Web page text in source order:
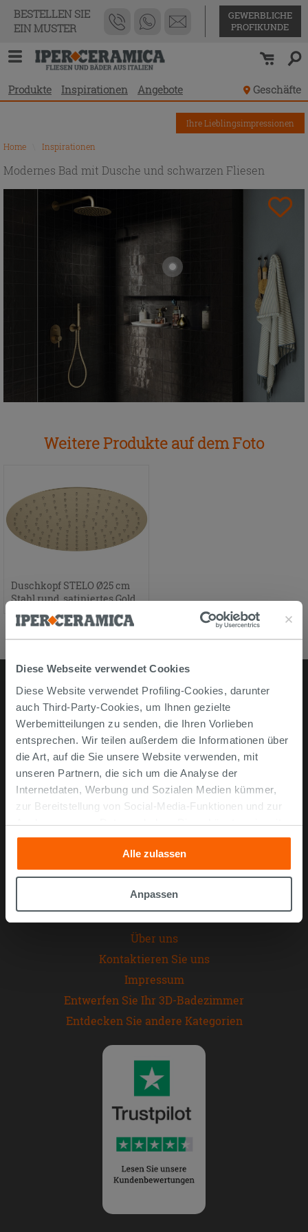
Diese Webseite verwendet Cookies
Diese Website verwendet Profiling-Cookies, darunter
auch Third-Party-Cookies, um Ihnen gezielte
Werbemitteilungen zu senden, die Ihren Vorlieben
entsprechen. Wir teilen außerdem die Informationen über
die Art, auf die Sie unsere Website verwenden, mit
unseren Partnern, die sich um die Analyse der
Internetdaten, Werbung und Sozialen Medien kümmer,
zur Bereitstellung von Social-Media-Funktionen und zur
Analyse unseres Datenverkehrs. Diese könnten sie mit
anderen Informationen, die Sie ihnen geliefert haben oder
die sie aufgrund Ihrer Verwendung ihrer Dienste
gesammelt haben, kombinieren. Falls Sie mehr wissen
möchten oder Ihre Zustimmung zu allen oder einigen
Zustimmung kann durch Klicken auf die Schaltfläche
„Cookies akzeptieren“ gegeben werden. Wenn Sie auf
die Schaltfläche "X" klicken, können Sie das Surfen erst
Alle zulassen
Anpassen
BESTELLEN SIE
EIN MUSTER
GEWERBLICHE
PROFIKUNDE
Produkte Inspirationen Angebote Geschäfte
Home Inspirationen
Ihre Lieblingsimpressionen
Modernes Bad mit Dusche und schwarzen Fliesen
Weitere Produkte auf dem Foto
Duschkopf STELO Ø25 cm
Stahl rund, satiniertes Gold
Online kaufen
Musterstücke
Bestellen Sie mit uns
Wie man online kauft
Lieferzeiten und -kosten
Widerrufsrecht
FAQ häufig gestellte Fragen
Unternehmen
Über uns
Kontaktieren Sie uns
Impressum
Entwerfen Sie Ihr 3D-Badezimmer
Entdecken Sie andere Kategorien